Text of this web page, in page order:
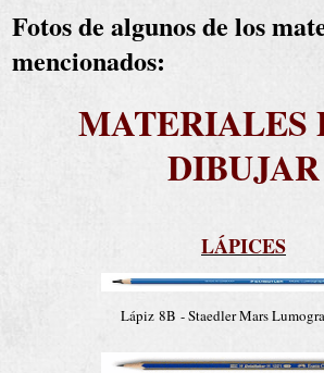
Fotos de algunos de los
mencionados:
MATERIALES
DIBUJAR
LÁPICES
Lápiz 8B - Staedler Mars